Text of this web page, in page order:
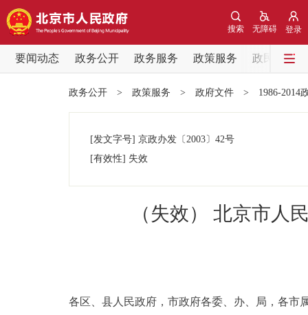
登录
无障碍
搜索
要闻动态 政务公开 政务服务 政策服务
政民互动
党中央精神
政策兑现
政务公开 > 政策服务 > 政府文件 > 1986-2014
[发文字号] 京政办发 〔2003〕 42号
[有效性] 失效
（失效） 北京市人
各区、县人民政府，市政府各委、办、局，各市